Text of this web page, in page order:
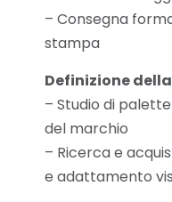
– Consegna
stampa
Definizione
– Studio di
del marchio
– Ricerca e
e adattamento